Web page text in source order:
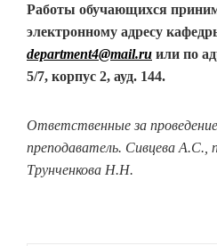
Работы обучающихся
электронному адресу
department4@mail.ru или по
5/7, корпус 2, ауд. 144.
Ответственные за
преподаватель. Сивцева А.С.,
Трунченкова Н.Н.